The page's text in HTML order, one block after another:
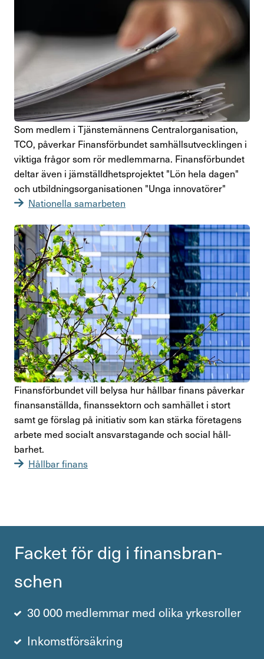
Som medlem i Tjäns­te­män­nens Central­or­ga­ni­sa­tion,
TCO, påverkar Finans­för­bundet samhälls­ut­veck­lingen i
viktiga frågor som rör medlem­marna. Finans­för­bundet
deltar även i jämställd­hets­pro­jektet "Lön hela dagen"
och utbild­nings­or­ga­ni­sa­tionen "Unga inno­va­törer"
Natio­nella samar­beten
Finans­för­bundet vill belysa hur hållbar finans påverkar
finan­san­ställda, finans­sek­torn och samhället i stort
samt ge förslag på initi­ativ som kan stärka före­ta­gens
arbete med socialt ansvars­ta­gande och social håll­
barhet.
Hållbar finans
Facket för dig i finans­bran­
schen
30 000 medlemmar med olika yrkesroller
Inkomstförsäkring